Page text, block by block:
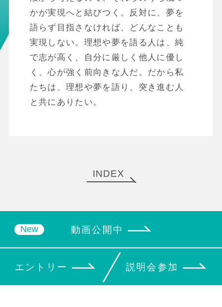
かが実現へと結びつく。反対に、夢を
語らず目指さなければ、どんなことも
実現しない。理想や夢を語る人は、純
で志が高く、自分に厳しく他人に優し
く、心が強く前向きな人だ。だから私
たちは、理想や夢を語り、突き進む人
と共にありたい。
INDEX
動画公開中
エントリー 説明会参加